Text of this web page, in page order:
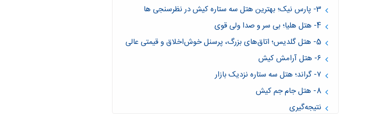
3- پارس نیک؛ بهترین هتل سه ستاره کیش در نظرسنجی ها
4- هتل هلیا؛ بی سر و صدا ولی قوی
5- هتل گلدیس؛ اتاق‌های بزرگ، پرسنل خوش‌اخلاق و قیمتی عالی
۶- هتل آرامش کیش
۷- گراند؛ هتل سه ستاره نزدیک بازار
8- هتل جام جم کیش
نتیجه‌گیری